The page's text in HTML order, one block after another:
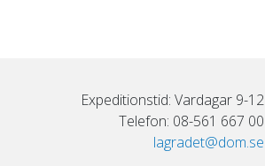
Expeditionstid: Vardagar 9-12
Telefon: 08-561 667 00
lagradet@dom.se